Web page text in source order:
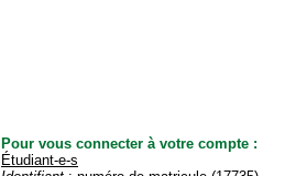
Pour vous connecter à votre compte :
Étudiant-e-s